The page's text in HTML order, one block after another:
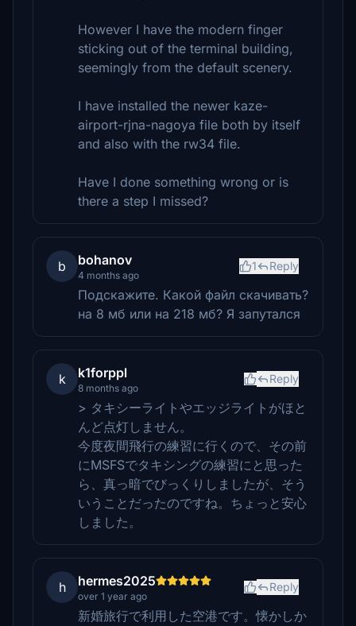
However I have the modern finger
sticking out of the terminal building,
seemingly from the default scenery.
I have installed the newer kaze-
airport-rjna-nagoya file both by itself
and also with the rw34 file.
Have I done something wrong or is
there a step I missed?
b bohanov
4 months ago
1 Reply
Подскажите. Какой файл скачивать?
на 8 мб или на 218 мб? Я запутался
k k1forppl
8 months ago
Reply
> タキシーライトやエッジライトがほと
んど点灯しません。
今度夜間飛行の練習に行くので、その前
にMSFSでタキシングの練習にと思った
ら、真っ暗でびっくりしましたが、そう
いうことだったのですね。ちょっと安心
しました。
h hermes2025
over 1 year ago
Reply
新婚旅行で利用した空港です。懐かしか